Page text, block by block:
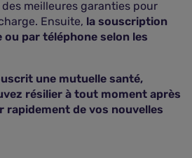
meilleures garanties pour
Ensuite, la souscription
ou par téléphone selon les
une mutuelle santé,
résilier à tout moment après
rapidement de vos nouvelles